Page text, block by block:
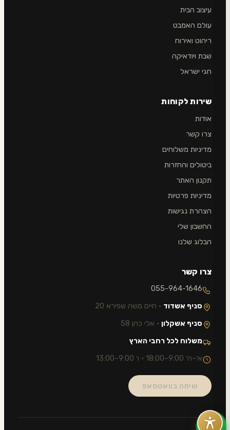
עיצוב הבית
עולם האמבט
ריהוט ואירוח
שבת ויודאיקה
חגי ישראל
שירות לקוחות
אודות
צרו קשר
מדיניות משלוחים
ביטולים והחזרות
תקנון האתר
מדיניות פרטיות
הצהרת נגישות
החשבון שלי
הבלוג שלנו
צרו קשר
055-964-1646
סניף אשדוד · חיים משה שפירא 20
סניף אשקלון · אלי כהן 58
משלוח לכל רחבי הארץ
א׳–ה׳ 9:00–18:00 · ו׳ 9:00–13:00
שיחה בוואטסאפ